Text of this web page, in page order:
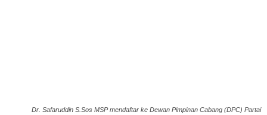
Dr. Safaruddin S.Sos MSP mendaftar ke Dewan Pimpinan Cabang (DPC) Partai